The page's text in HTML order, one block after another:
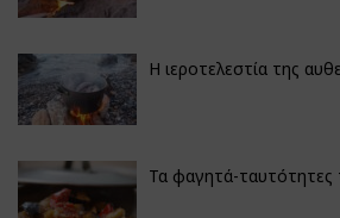
Η ιεροτελεστία της
Τα φαγητά-ταυτότητες